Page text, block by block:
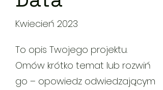
Kwiecień 2023
To opis Twojego projektu.
Omów krótko temat lub rozwiń
go – opowiedz odwiedzającym